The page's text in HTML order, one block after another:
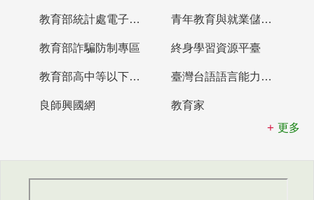
教育部統計處電子書櫃 青年教育與就業儲蓄帳戶
教育部詐騙防制專區 終身學習資源平臺
教育部高中等以下學校及幼兒園教師資格檢定考試 臺灣台語語言能力認證網站
良師興國網
教育家
更多